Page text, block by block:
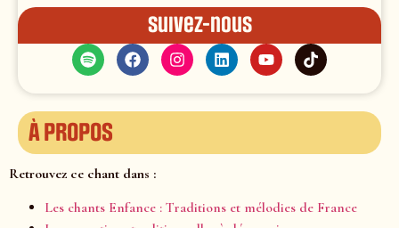
Suivez-nous
À propos
Retrouvez ce chant dans :
Les chants Enfance : Traditions et mélodies de France